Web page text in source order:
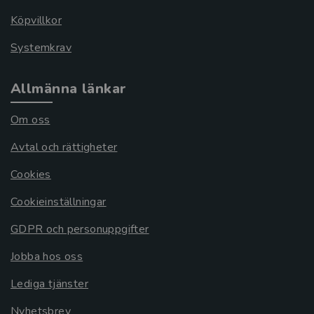
Köpvillkor
Systemkrav
Allmänna länkar
Om oss
Avtal och rättigheter
Cookies
Cookieinställningar
GDPR och personuppgifter
Jobba hos oss
Lediga tjänster